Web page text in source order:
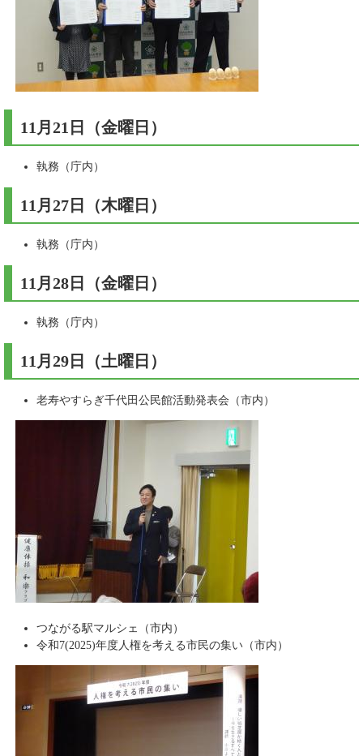
11月21日（金曜日）
執務（庁内）
11月27日（木曜日）
執務（庁内）
11月28日（金曜日）
執務（庁内）
11月29日（土曜日）
老寿やすらぎ千代田公民館活動発表会（市内）
つながる駅マルシェ（市内）
令和7(2025)年度人権を考える市民の集い（市内）